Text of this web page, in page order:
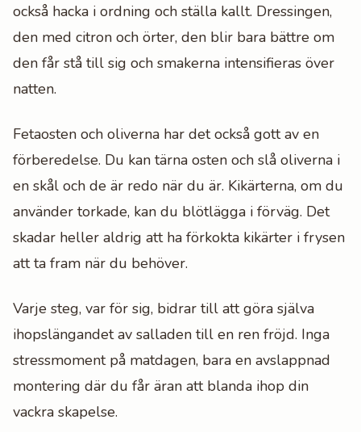
också hacka i ordning och ställa kallt. Dressingen,
den med citron och örter, den blir bara bättre om
den får stå till sig och smakerna intensifieras över
natten.
Fetaosten och oliverna har det också gott av en
förberedelse. Du kan tärna osten och slå oliverna i
en skål och de är redo när du är. Kikärterna, om du
använder torkade, kan du blötlägga i förväg. Det
skadar heller aldrig att ha förkokta kikärter i frysen
att ta fram när du behöver.
Varje steg, var för sig, bidrar till att göra själva
ihopslängandet av salladen till en ren fröjd. Inga
stressmoment på matdagen, bara en avslappnad
montering där du får äran att blanda ihop din
vackra skapelse.